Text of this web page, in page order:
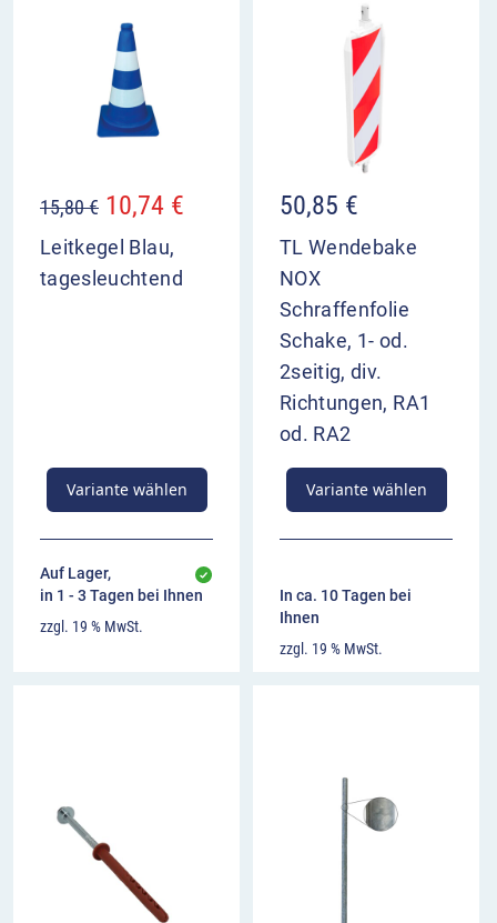
15,80€ 10,74 €
Leitkegel Blau,
tagesleuchtend
Variante wählen
Auf Lager,
in 1 - 3 Tagen bei Ihnen
zzgl. 19 % MwSt.
50,85 €
TL Wendebake
NOX
Schraffenfolie
Schake, 1- od.
2seitig, div.
Richtungen, RA1
od. RA2
Variante wählen
In ca. 10 Tagen bei
Ihnen
zzgl. 19 % MwSt.